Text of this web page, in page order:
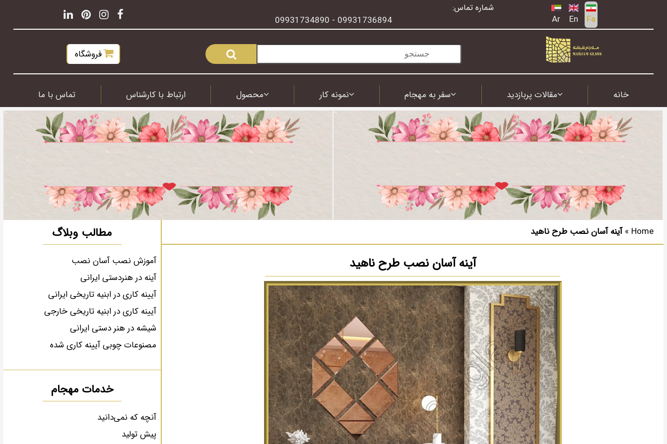
Fa
En
Ar
شماره تماس:
09931736894
-
09931734890
فروشگاه
خانه مقالات پربازدید سفر به مهجام نمونه کار محصول ارتباط با کارشناس تماس با ما
Home
»آینه آسان نصب طرح ناهید
آینه آسان نصب طرح ناهید
مطالب وبلاگ
آموزش نصب آسان نصب
آینه در هنردستی ایرانی
آیینه کاری در ابنیه تاریخی ایرانی
آیینه کاری در ابنیه تاریخی خارجی
شیشه در هنر دستی ایرانی
مصنوعات چوبی آیینه کاری شده
خدمات مهجام
آنچه که نمی‌دانید
پیش تولید